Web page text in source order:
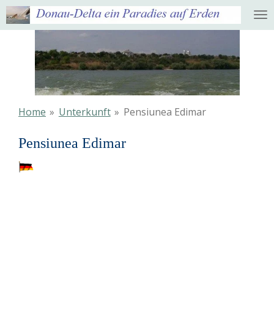
Ga
direct
hoofdinhoud
Home » Unterkunft » Pensiunea Edimar
Pensiunea Edimar